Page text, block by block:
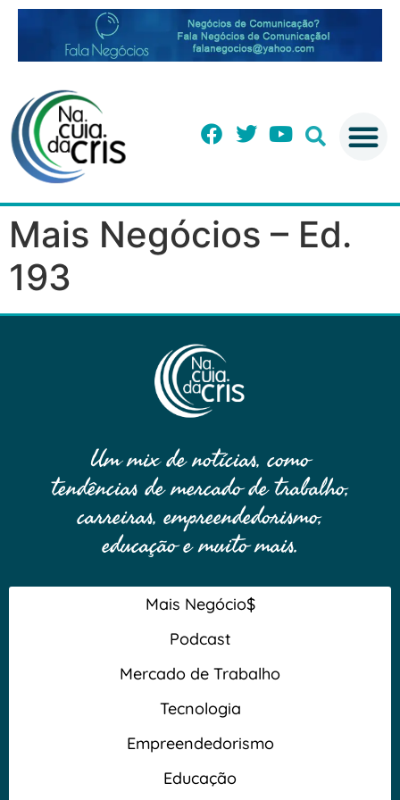
Mais Negócios – Ed.
193
Um mix de notícias, como
tendências de mercado de trabalho,
carreiras, empreendedorismo,
educação e muito mais.
Mais Negócio$
Podcast
Mercado de Trabalho
Tecnologia
Empreendedorismo
Educação